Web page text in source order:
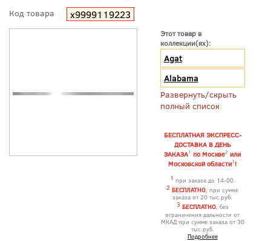
Код товара х9999119223
Этот товар в
коллекции(ях):
Agat
Alabama
Развернуть/скрыть
полный список
БЕСПЛАТНАЯ ЭКСПРЕСС-
ДОСТАВКА В ДЕНЬ
ЗАКАЗА1 по Москве2 или
Московской области3!
1 при заказе до 14-00.
2 БЕСПЛАТНО, при сумме
заказа от 20 тыс.руб.
3 БЕСПЛАТНО, без
ограничения дальности от
МКАД при сумме заказа от 30
тыс.руб.
Подробнее